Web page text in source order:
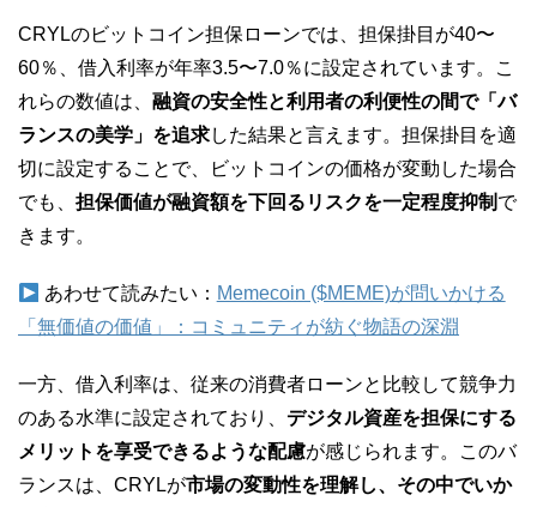
CRYLのビットコイン担保ローンでは、担保掛目が40〜
60％、借入利率が年率3.5〜7.0％に設定されています。こ
れらの数値は、 融資の安全性と利用者の利便性の間で「バ
ランスの美学」を追求した結果と言えます。担保掛目を適
切に設定することで、ビットコインの価格が変動した場合
でも、 担保価値が融資額を下回るリスクを一定程度抑制 で
きます。
あわせて読みたい： Memecoin ($MEME)が問いかける
「無価値の価値」：コミュニティが紡ぐ物語の深淵
一方、借入利率は、従来の消費者ローンと比較して競争力
のある水準に設定されており、 デジタル資産を担保にする
メリットを享受できるような配慮が感じられます。このバ
ランスは、CRYLが市場の変動性を理解し、その中でいか